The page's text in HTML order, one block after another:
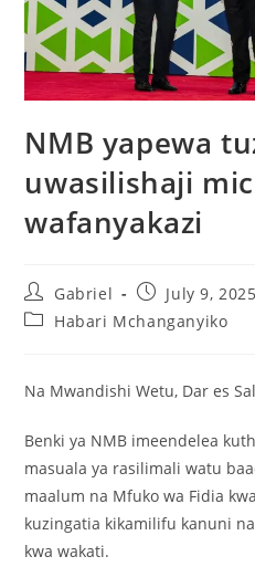
NMB yapewa
uwasilishaji
wafanyakazi
Gabriel
July 9, 2025
Habari Mchanganyiko
Na Mwandishi Wetu, Dar es
Benki ya NMB imeendelea
masuala ya rasilimali watu
maalum na Mfuko wa Fidia
kuzingatia kikamilifu kanuni
kwa wakati.